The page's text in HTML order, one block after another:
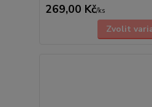
269,00 Kč/ks
Zvolit